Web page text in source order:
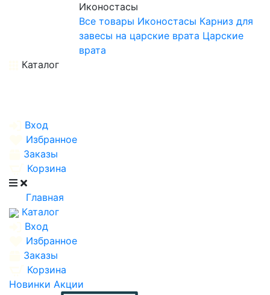
Иконостасы
Все товары Иконостасы Карниз для
завесы на царские врата Царские
врата
Каталог
Вход
Избранное
Заказы
Корзина
Главная
Каталог
Вход
Избранное
Заказы
Корзина
Новинки Акции